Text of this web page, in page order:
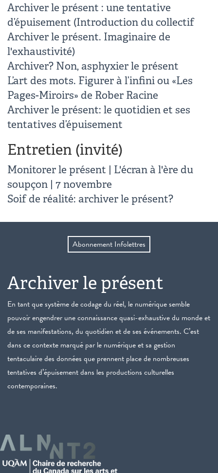
Archiver le présent : une tentative
d’épuisement (Introduction du collectif
Archiver le présent. Imaginaire de
l'exhaustivité)
Archiver? Non, asphyxier le présent
L’art des mots. Figurer à l’infini ou «Les
Pages-Miroirs» de Rober Racine
Archiver le présent: le quotidien et ses
tentatives d’épuisement
Entretien (invité)
Monitorer le présent | L'écran à l'ère du
soupçon | 7 novembre
Soif de réalité: archiver le présent?
Abonnement Infolettres
Archiver le présent
En tant que système de codage du réel, le numérique semble
pouvoir engendrer une connaissance quasi-exhaustive du monde et
de ses manifestations, du quotidien et de ses événements. C’est
dans ce contexte marqué par le numérique et sa gestion
tentaculaire des données que prennent place de nombreuses
tentatives d’épuisement dans les productions culturelles
contemporaines.